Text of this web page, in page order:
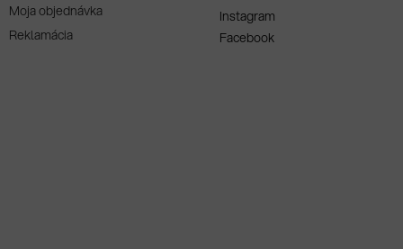
Moja objednávka
Reklamácia
Instagram
Facebook